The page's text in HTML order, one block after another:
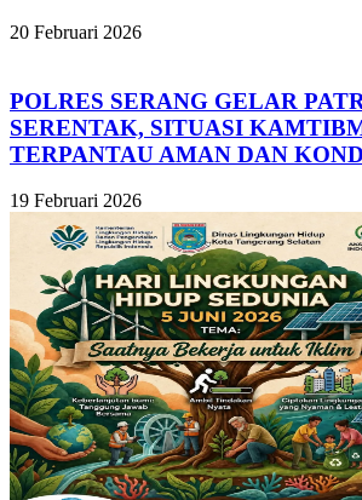
20 Februari 2026
POLRES SERANG GELAR
SERENTAK, SITUASI
TERPANTAU AMAN DAN
19 Februari 2026